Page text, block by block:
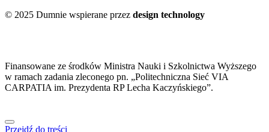
© 2025 Dumnie wspierane przez design technology
Finansowane ze środków Ministra Nauki i Szkolnictwa Wyższego
w ramach zadania zleconego pn. „Politechniczna Sieć VIA
CARPATIA im. Prezydenta RP Lecha Kaczyńskiego”.
Przejdź do treści